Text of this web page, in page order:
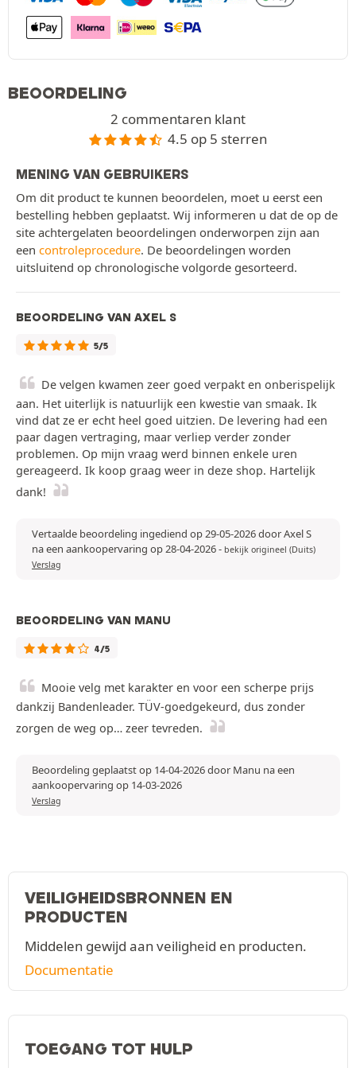
BEOORDELING
2 commentaren klant
4.5 op 5 sterren
MENING VAN GEBRUIKERS
Om dit product te kunnen beoordelen, moet u eerst een
bestelling hebben geplaatst. Wij informeren u dat de op de
site achtergelaten beoordelingen onderworpen zijn aan
een controleprocedure. De beoordelingen worden
uitsluitend op chronologische volgorde gesorteerd.
BEOORDELING VAN AXEL S
5/5
De velgen kwamen zeer goed verpakt en onberispelijk
aan. Het uiterlijk is natuurlijk een kwestie van smaak. Ik
vind dat ze er echt heel goed uitzien. De levering had een
paar dagen vertraging, maar verliep verder zonder
problemen. Op mijn vraag werd binnen enkele uren
gereageerd. Ik koop graag weer in deze shop. Hartelijk
dank!
Vertaalde beoordeling ingediend op 29-05-2026 door Axel S
na een aankoopervaring op 28-04-2026- bekijk origineel (Duits)
Verslag
BEOORDELING VAN MANU
4/5
Mooie velg met karakter en voor een scherpe prijs
dankzij Bandenleader. TÜV-goedgekeurd, dus zonder
zorgen de weg op… zeer tevreden.
Beoordeling geplaatst op 14-04-2026 door Manu na een
aankoopervaring op 14-03-2026
Verslag
VEILIGHEIDSBRONNEN EN
PRODUCTEN
Middelen gewijd aan veiligheid en producten.
Documentatie
TOEGANG TOT HULP